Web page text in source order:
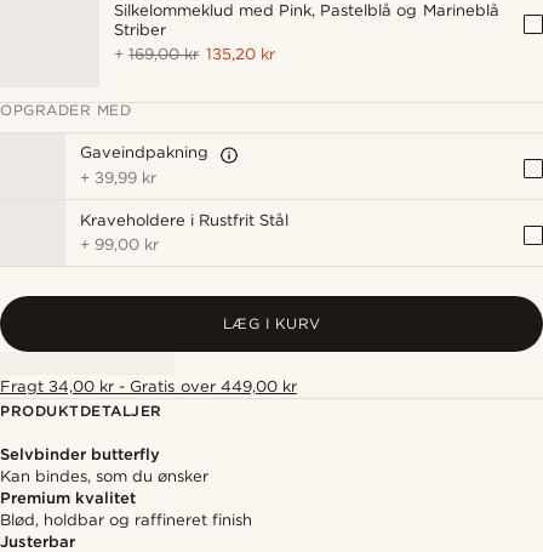
Silkelommeklud med Pink, Pastelblå og Marineblå
Striber
+169,00 kr 135,20 kr
OPGRADER MED
Gaveindpakning
+ 39,99 kr
Kraveholdere i Rustfrit Stål
+ 99,00 kr
LÆG I KURV
Fragt 34,00 kr - Gratis over 449,00 kr
PRODUKTDETALJER
Selvbinder butterfly
Kan bindes, som du ønsker
Premium kvalitet
Blød, holdbar og raffineret finish
Justerbar